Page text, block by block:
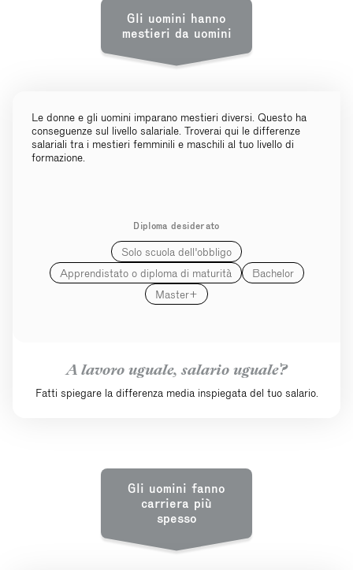
Gli uomini hanno
mestieri da uomini
Le donne e gli uomini imparano mestieri diversi. Questo ha
conseguenze sul livello salariale. Troverai qui le differenze
salariali tra i mestieri femminili e maschili al tuo livello di
formazione.
Diploma desiderato
Solo scuola dell'obbligo
Apprendistato o diploma di maturità
Bachelor
Master+
A lavoro uguale, salario uguale?
Fatti spiegare la differenza media inspiegata del tuo salario.
Gli uomini fanno
carriera più
spesso